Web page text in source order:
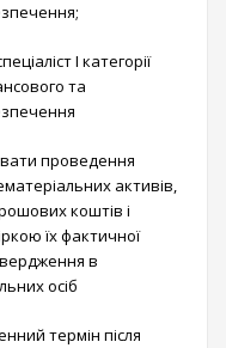
І категорії
та
проведення
активів,
коштів і
їх фактичної
в
осіб
термін після